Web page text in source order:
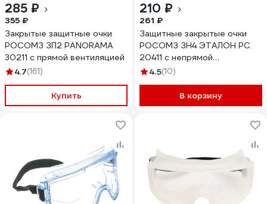
285 ₽
355 ₽
Закрытые защитные очки
РОСОМЗ ЗП2 PANORAMA
30211 с прямой вентиляцией
4.7(161)
Купить
210 ₽
261 ₽
Защитные закрытые очки
РОСОМЗ ЗН4 ЭТАЛОН РС
20411 с непрямой
вентиляцией
4.5(10)
В корзину